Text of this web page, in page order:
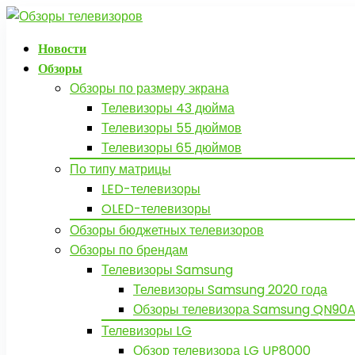
Новости
Обзоры
Обзоры по размеру экрана
Телевизоры 43 дюйма
Телевизоры 55 дюймов
Телевизоры 65 дюймов
По типу матрицы
LED-телевизоры
OLED-телевизоры
Обзоры бюджетных телевизоров
Обзоры по брендам
Телевизоры Samsung
Телевизоры Samsung 2020 года
Обзоры телевизора Samsung
Телевизоры LG
Обзор телевизора LG UP8000